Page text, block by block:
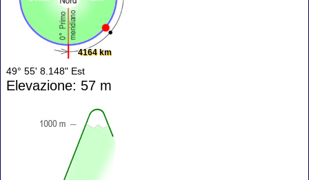
4164 km
49° 55' 8.148" Est
Elevazione: 57 m